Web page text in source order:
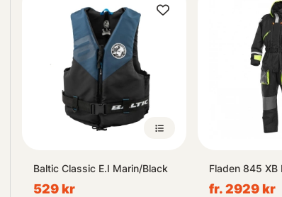
Baltic Classic E.I Marin/Black
529 kr
Fladen 845 XB
fr. 2929 kr